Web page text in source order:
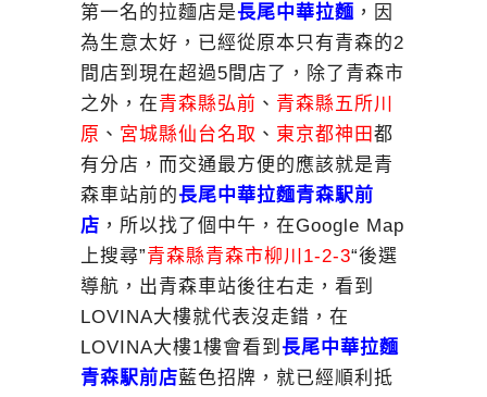
第一名的拉麵店是長尾中華拉麵 ，因
為生意太好，已經從原本只有青森的2
間店到現在超過5間店了，除了青森市
之外，在青森縣弘前 、 青森縣五所川
原 、 宮城縣仙台名取 、 東京都神田都
有分店，而交通最方便的應該就是青
森車站前的長尾中華拉麵青森駅前
店 ，所以找了個中午，在Google Map
上搜尋”青森縣青森市柳川1-2-3“後選
導航，出青森車站後往右走，看到
LOVINA大樓就代表沒走錯，在
LOVINA大樓1樓會看到 長尾中華拉麵
青森駅前店藍色招牌，就已經順利抵